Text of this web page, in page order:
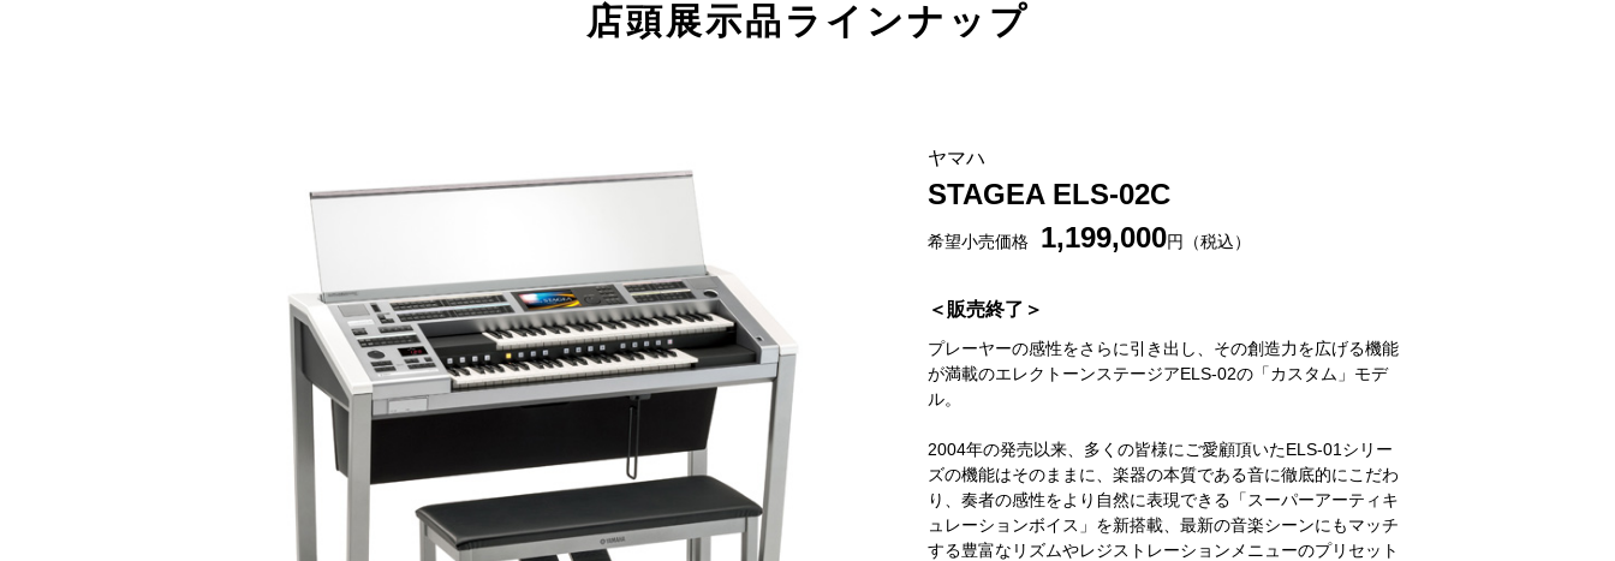
店頭展示品ラインナップ
ヤマハ
STAGEA ELS-02C
希望小売価格 1,199,000円（税込）
＜販売終了＞
プレーヤーの感性をさらに引き出し、その創造力を広げる機能
が満載のエレクトーンステージアELS-02の「カスタム」モデ
ル。
2004年の発売以来、多くの皆様にご愛顧頂いたELS-01シリー
ズの機能はそのままに、楽器の本質である音に徹底的にこだわ
り、奏者の感性をより自然に表現できる「スーパーアーティキ
ュレーションボイス」を新搭載、最新の音楽シーンにもマッチ
する豊富なリズムやレジストレーションメニューのプリセット